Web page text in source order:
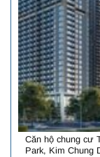
Căn hộ chung cư
Park, Kim Chung